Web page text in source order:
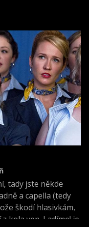
tady jste někde
a capella (tedy
škodí hlasivkám,
kola ven. Ladíme! je